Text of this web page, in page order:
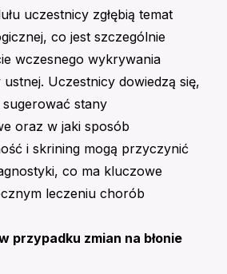
uczestnicy zgłębią temat
co jest szczególnie
wczesnego wykrywania
Uczestnicy dowiedzą się,
stany
oraz w jaki sposób
i skrining mogą przyczynić
co ma kluczowe
leczeniu chorób
przypadku zmian na błonie